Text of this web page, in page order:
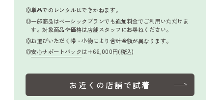
単品でのレンタルはできかねます。
一部商品はベーシックプランでも追加料金でご利用いただけま
す。対象商品や価格は店舗スタッフにお尋ねください。
お選びいただく帯・小物により合計金額が異なります。
安心サポートパックは＋66,000円(税込)
お近くの店舗で試着